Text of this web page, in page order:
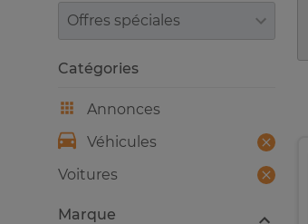
Trier par
Catégories
Annonces
Véhicules
Voitures
Marque